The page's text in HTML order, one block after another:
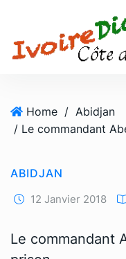
Home / Abidjan
ABIDJAN
12 Janvier 2018
Le commandant